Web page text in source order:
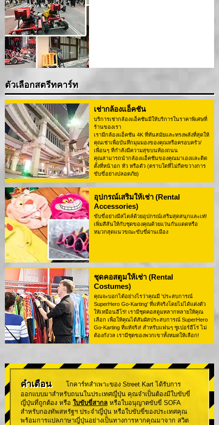
ตัวเลือกสตรีทคาร์ท
เช่ากล้องแอ็คชัน
บริการเช่ากล้องแอ็คชันมีให้บริการในราคาพิเศษที่
ร้านของเรา
เรามีกล้องแอ็คชัน 4K ที่ทันสมัยและทรงพลังที่สุดให้
คุณเช่าเพื่อบันทึกมุมมองของคุณหรือครอบครัว/
เพื่อนๆ ที่กำลังมีความสุขบนท้องถนน
คุณสามารถนำกล้องแอ็คชันของคุณมาเองและติด
ตั้งที่หน้าอก หัว หรือตัว (ตราบใดที่ไม่กีดขวางการ
ขับขี่อย่างปลอดภัย)
อุปกรณ์เสริมให้เช่า (Rental
Accessories)
ขับขี่อย่างมีสไตล์ด้วยอุปกรณ์เสริมสุดสนุกและเท่!
เพิ่มสีสันให้กับชุดของคุณด้วยแว่นกันแดดหรือ
หมวกสุดแนวขณะขับขี่ผ่านเมือง
ชุดคอสตูมให้เช่า (Rental
Costumes)
คุณจะบอกได้อย่างไรว่าคุณมี 'ประสบการณ์
SuperHero Go-Karting' ที่แท้จริงโดยไม่ได้แต่งตัว
ให้เหมือนฮีโร่! เรามีชุดคอสตูมหลากหลายให้คุณ
เลือก เพื่อให้คุณได้สัมผัสประสบการณ์ SuperHero
Go-Karting ที่แท้จริง! สำหรับแฟนๆ ซูเปอร์ฮีโร่ ไม่
ต้องกังวล เรามีชุดของพวกเขาทั้งหมดให้เลือก!
คำเตือน
โกคาร์ทสำเพาะของ Street Kart ได้รับการ
ออกแบบมาสำหรับถนนในประเทศญี่ปุ่น คุณจำเป็นต้องมีใบขับขี่
ญี่ปุ่นที่ถูกต้อง หรือ ใบขับขี่สากล หรือใบอนุญาตขับขี่ SOFA
สำหรับกองทัพสหรัฐฯ ประจำญี่ปุ่น หรือใบขับขี่ของประเทศคุณ
พร้อมการแปลภาษาญี่ปุ่นอย่างเป็นทางการหากคุณมาจาก สวิต